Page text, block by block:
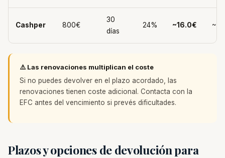
Cashper 800€
30
días
24% ~16.0€
⚠️ Las renovaciones multiplican el coste
Si no puedes devolver en el plazo acordado, las
renovaciones tienen coste adicional. Contacta con la
EFC antes del vencimiento si prevés dificultades.
Plazos y opciones de devolución para